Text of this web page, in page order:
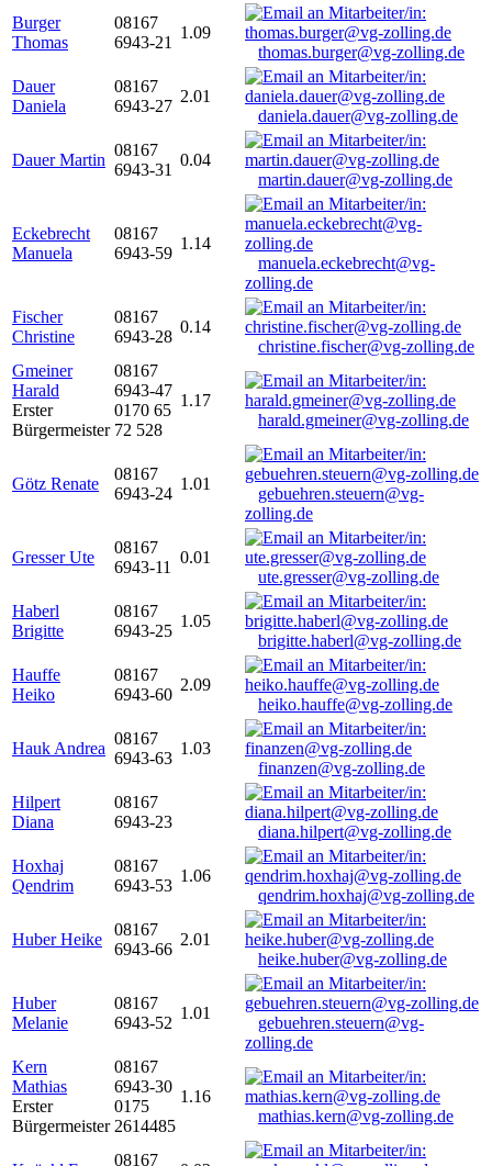
Burger
Thomas
08167
6943-21
1.09
thomas.burger@vg-zolling.de
Dauer
Daniela
08167
6943-27
2.01
daniela.dauer@vg-zolling.de
Dauer Martin
08167
6943-31
0.04
martin.dauer@vg-zolling.de
Eckebrecht
Manuela
08167
6943-59
1.14
manuela.eckebrecht@vg-
zolling.de
Fischer
Christine
08167
6943-28
0.14
christine.fischer@vg-zolling.de
Gmeiner
Harald
Erster
Bürgermeister
08167
6943-47
0170 65
72 528
1.17
harald.gmeiner@vg-zolling.de
Götz Renate
08167
6943-24
1.01
gebuehren.steuern@vg-
zolling.de
Gresser Ute
08167
6943-11
0.01
ute.gresser@vg-zolling.de
Haberl
Brigitte
08167
6943-25
1.05
brigitte.haberl@vg-zolling.de
Hauffe
Heiko
08167
6943-60
2.09
heiko.hauffe@vg-zolling.de
Hauk Andrea
08167
6943-63
1.03
finanzen@vg-zolling.de
Hilpert
Diana
08167
6943-23
diana.hilpert@vg-zolling.de
Hoxhaj
Qendrim
08167
6943-53
1.06
qendrim.hoxhaj@vg-zolling.de
Huber Heike
08167
6943-66
2.01
heike.huber@vg-zolling.de
Huber
Melanie
08167
6943-52
1.01
gebuehren.steuern@vg-
zolling.de
Kern
Mathias
Erster
Bürgermeister
08167
6943-30
0175
2614485
1.16
mathias.kern@vg-zolling.de
08167